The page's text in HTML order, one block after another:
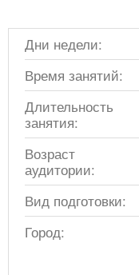
Дни недели:
Время занятий:
Длительность
занятия:
Возраст
аудитории:
Вид подготовки:
Город: